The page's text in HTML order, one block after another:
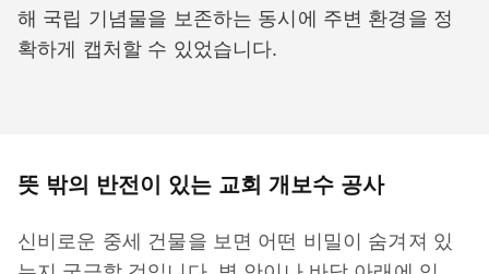
해 국립 기념물을 보존하는 동시에 주변 환경을 정
확하게 캡처할 수 있었습니다.
뜻 밖의 반전이 있는 교회 개보수 공사
신비로운 중세 건물을 보면 어떤 비밀이 숨겨져 있